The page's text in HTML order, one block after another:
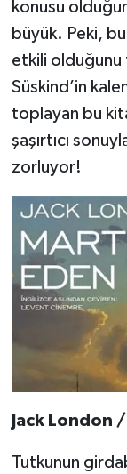
konusu
büyük. Peki,
etkili olduğunu
Süskind’in
toplayan bu
şaşırtıcı
zorluyor!
Jack London
Tutkunun